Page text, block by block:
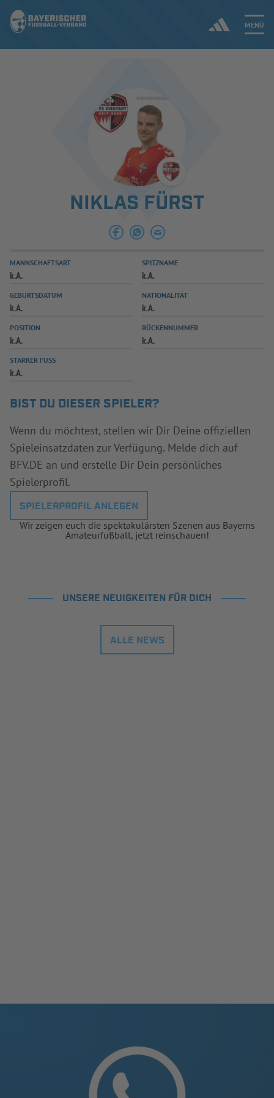
MENÜ
ERGEBNISSE & WETTBEWERBE
SPIELBETRIEB & VERBANDSLEBEN
AUSBILDUNG & FÖRDERUNG
SPIELPLUS
NIKLAS FÜRST
MANNSCHAFTSART
k.A.
SPITZNAME
k.A.
GEBURTSDATUM
k.A.
NATIONALITÄT
k.A.
POSITION
k.A.
RÜCKENNUMMER
k.A.
STARKER FUSS
k.A.
BIST DU DIESER SPIELER?
Wenn du möchtest, stellen wir Dir Deine offiziellen
Spieleinsatzdaten zur Verfügung. Melde dich auf
BFV.DE an und erstelle Dir Dein persönliches
Spielerprofil.
SPIELERPROFIL ANLEGEN
Wir zeigen euch die spektakulärsten Szenen aus Bayerns
Amateurfußball, jetzt reinschauen!
UNSERE NEUIGKEITEN FÜR DICH
ALLE NEWS